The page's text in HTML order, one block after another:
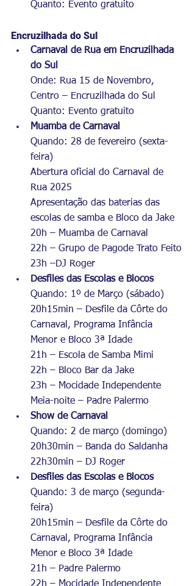
Quanto: Evento gratuito
Encruzilhada do Sul
Carnaval de Rua em Encruzilhada
do Sul
Onde: Rua 15 de Novembro,
Centro – Encruzilhada do Sul
Quanto: Evento gratuito
Muamba de Carnaval
Quando: 28 de fevereiro (sexta-
feira)
Abertura oficial do Carnaval de
Rua 2025
Apresentação das baterias das
escolas de samba e Bloco da Jake
20h – Muamba de Carnaval
22h – Grupo de Pagode Trato Feito
23h –DJ Roger
Desfiles das Escolas e Blocos
Quando: 1º de Março (sábado)
20h15min – Desfile da Côrte do
Carnaval, Programa Infância
Menor e Bloco 3ª Idade
21h – Escola de Samba Mimi
22h – Bloco Bar da Jake
23h – Mocidade Independente
Meia-noite – Padre Palermo
Show de Carnaval
Quando: 2 de março (domingo)
20h30min – Banda do Saldanha
22h30min – DJ Roger
Desfiles das Escolas e Blocos
Quando: 3 de março (segunda-
feira)
20h15min – Desfile da Côrte do
Carnaval, Programa Infância
Menor e Bloco 3ª Idade
21h – Padre Palermo